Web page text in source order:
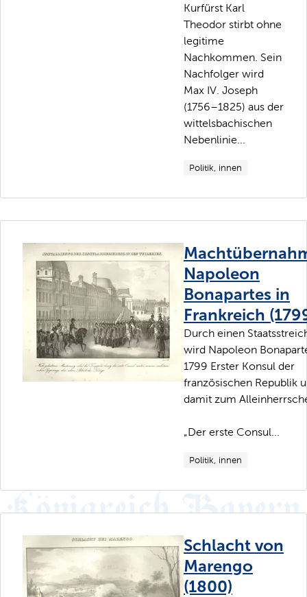
Kurfürst Karl
Theodor stirbt ohne
legitime
Nachkommen. Sein
Nachfolger wird
Max IV. Joseph
(1756–1825) aus der
wittelsbachischen
Nebenlinie...
Politik, innen
Napoleon
Bonapartes in
Frankreich
Durch einen
wird Napoleon
1799 Erster Konsul der
französischen Republik
damit zum
„Der erste Consul...
Politik, innen
Schlacht von
Marengo
(1800)